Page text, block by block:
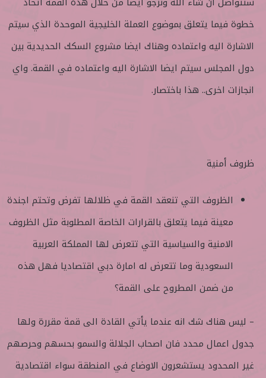
خطوة فيما يتعلق بموضوع العملة الخليجية الموحدة الذي سيتم
الاشارة اليه واعتماده وهناك ايضا مشروع السكك الحديدية بين
دول المجلس سيتم ايضا الاشارة اليه واعتماده في القمة. واي
انجازات اخرى.. هذا باختصار.
ظروف أمنية
الظروف التي تنعقد القمة في ظلالها تفرض وتحتم اجندة
معينة فيما يتعلق بالقرارات الخاصة المطلوبة مثل الظروف
الامنية والسياسية التي تتعرض لها المملكة العربية
السعودية وما تتعرض له امارة دبي اقتصاديا فهل هذه
من ضمن المطروح على القمة؟
– ليس هناك شك انه عندما يأتي القادة الى قمة مقررة ولها
جدول اعمال محدد فان اصحاب الجلالة والسمو بحسهم وحرصهم
غير المحدود يستشعرون الاوضاع في المنطقة سواء اقتصادية